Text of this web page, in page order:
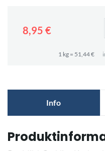
8,95 €
1 kg = 51,44 €
Info